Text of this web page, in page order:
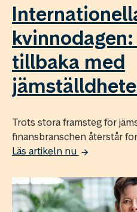
tillbaka med
Trots stora framsteg för
finansbranschen återstår
Läs artikeln nu